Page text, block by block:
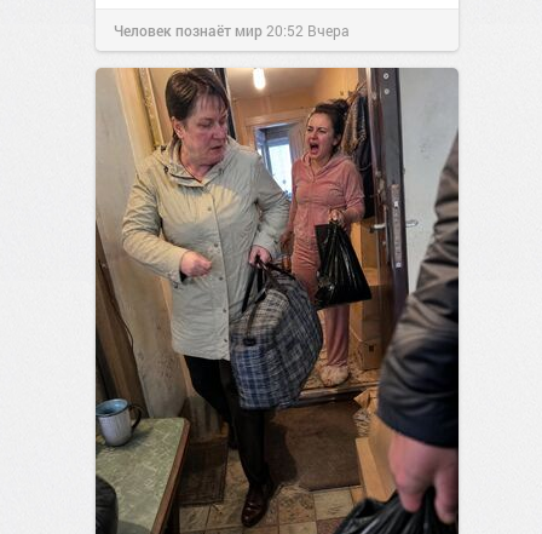
Человек познаёт мир 20:52 Вчера